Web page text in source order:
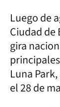
Luego de
Ciudad de
gira
Luna
el 28 de